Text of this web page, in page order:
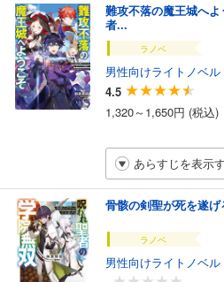
難攻不落の魔王城へ
者...
ラノベ
男性向けライトノベル
4.5
1,320～1,650円 (税込)
あらすじを表示
骨骸の剣聖が死を遂げ
ラノベ
男性向けライトノベル